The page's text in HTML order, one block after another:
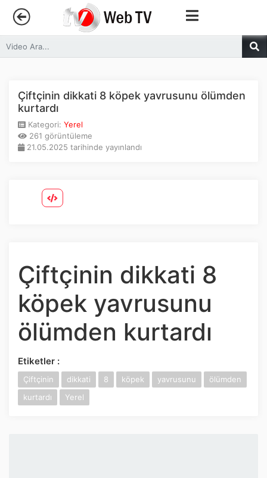
Anasayfa
Canlı Yayın
Kategoriler
İnstagram
Twitter
Google Play
Çiftçinin dikkati 8 köpek yavrusunu ölümden
kurtardı
Kategori: Yerel
261 görüntüleme
21.05.2025 tarihinde yayınlandı
Çiftçinin dikkati 8
köpek yavrusunu
ölümden kurtardı
Etiketler :
Çiftçinin dikkati 8 köpek yavrusunu
ölümden
kurtardı
Yerel